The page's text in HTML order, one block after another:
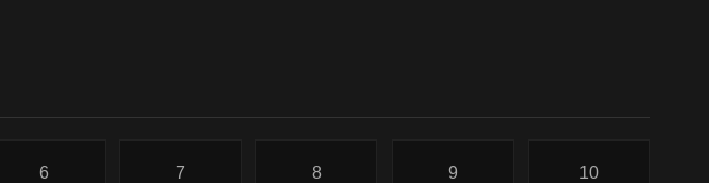
6 7 8 9 10